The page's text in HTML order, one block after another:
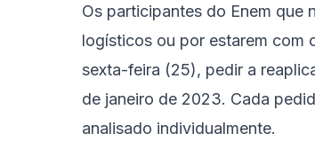
Os participantes do Enem que
logísticos ou por estarem com
sexta-feira (25), pedir a
de janeiro de 2023. Cada
analisado individualmente.